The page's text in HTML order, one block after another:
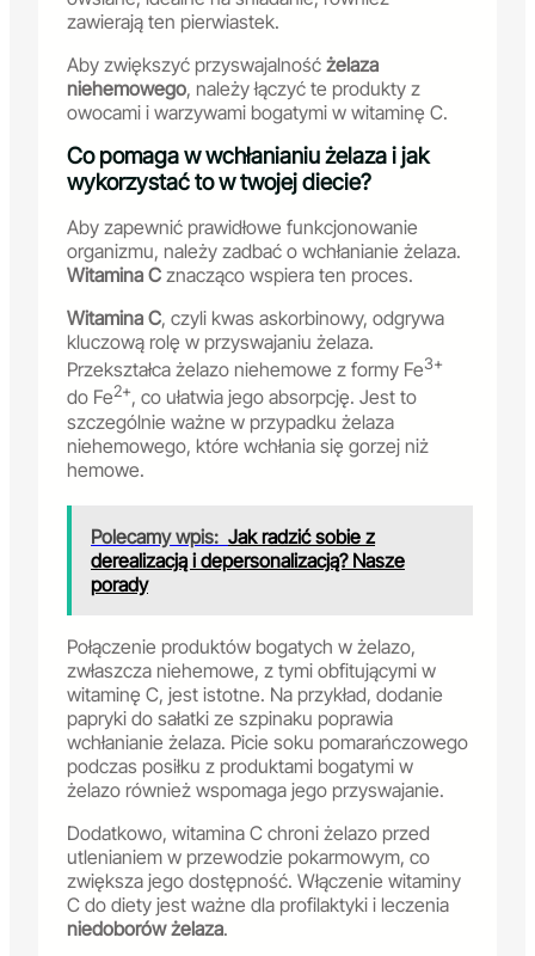
zawierają ten pierwiastek.
Aby zwiększyć przyswajalność żelaza
niehemowego, należy łączyć te produkty z
owocami i warzywami bogatymi w witaminę C.
Co pomaga w wchłanianiu żelaza i jak
wykorzystać to w twojej diecie?
Aby zapewnić prawidłowe funkcjonowanie
organizmu, należy zadbać o wchłanianie żelaza.
Witamina C znacząco wspiera ten proces.
Witamina C, czyli kwas askorbinowy, odgrywa
kluczową rolę w przyswajaniu żelaza.
Przekształca żelazo niehemowe z formy Fe3+
do Fe2+, co ułatwia jego absorpcję. Jest to
szczególnie ważne w przypadku żelaza
niehemowego, które wchłania się gorzej niż
hemowe.
Polecamy wpis: Jak radzić sobie z
derealizacją i depersonalizacją? Nasze
porady
Połączenie produktów bogatych w żelazo,
zwłaszcza niehemowe, z tymi obfitującymi w
witaminę C, jest istotne. Na przykład, dodanie
papryki do sałatki ze szpinaku poprawia
wchłanianie żelaza. Picie soku pomarańczowego
podczas posiłku z produktami bogatymi w
żelazo również wspomaga jego przyswajanie.
Dodatkowo, witamina C chroni żelazo przed
utlenianiem w przewodzie pokarmowym, co
zwiększa jego dostępność. Włączenie witaminy
C do diety jest ważne dla profilaktyki i leczenia
niedoborów żelaza.